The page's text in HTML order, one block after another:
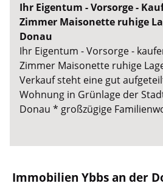
Ihr Eigentum - Vorsorge -
Zimmer Maisonette ruhige
Donau
Ihr Eigentum - Vorsorge -
Zimmer Maisonette ruhige
Verkauf steht eine gut
Wohnung in Grünlage der
Donau * großzügige
Immobilien Ybbs an der